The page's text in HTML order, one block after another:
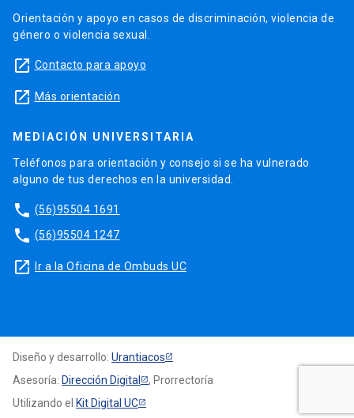
Orientación y apoyo en casos de discriminación, violencia de
género o violencia sexual.
launch Contacto para apoyo
launch Más orientación
MEDIACIÓN UNIVERSITARIA
Teléfonos para orientación y consejo si se ha vulnerado
alguno de tus derechos en la universidad.
phone (56)95504 1691
phone (56)95504 1247
launch Ir a la Oficina de Ombuds UC
Diseño y desarrollo: Urantiacos
Asesoría: Dirección Digital
, Prorrectoría
Utilizando el Kit Digital UC